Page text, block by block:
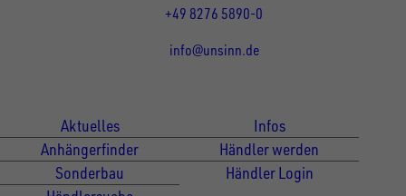
+49 8276 5890-0
info@unsinn.de
Aktuelles
Anhängerfinder
Sonderbau
Infos
Händler werden
Händler Login